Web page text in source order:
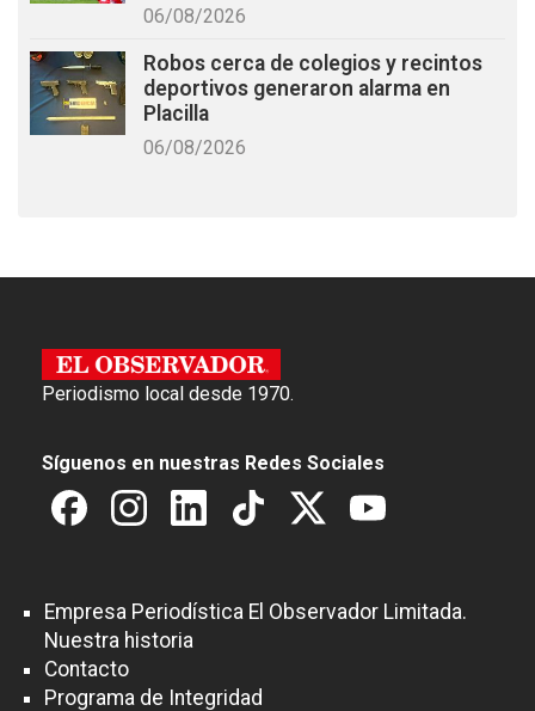
06/08/2026
Robos cerca de colegios y recintos
deportivos generaron alarma en
Placilla
06/08/2026
Periodismo local desde 1970.
Síguenos en nuestras Redes Sociales
Empresa Periodística El Observador Limitada.
Nuestra historia
Contacto
Programa de Integridad